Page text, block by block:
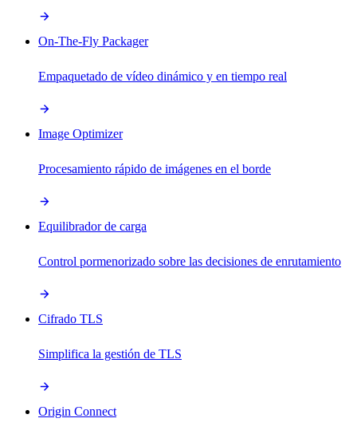
On-The-Fly Packager
Empaquetado de vídeo dinámico y en tiempo real
Image Optimizer
Procesamiento rápido de imágenes en el borde
Equilibrador de carga
Control pormenorizado sobre las decisiones de enrutamiento
Cifrado TLS
Simplifica la gestión de TLS
Origin Connect